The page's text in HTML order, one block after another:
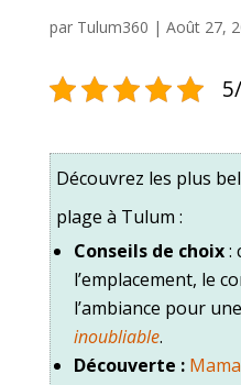
par Tulum360 | Août 27,
Découvrez les plus
plage à Tulum :
Conseils de choix:
l’emplacement, le
l’ambiance pour une
inoubliable.
Découverte :